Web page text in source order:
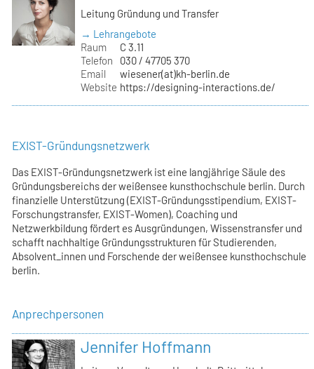
Leitung Gründung und Transfer
→ Lehrangebote
Raum
C 3.11
Telefon
030 / 47705 370
Email
wiesener(at)kh-berlin.de
Website https://designing-interactions.de/
EXIST-Gründungsnetzwerk
Das EXIST-Gründungsnetzwerk ist eine langjährige Säule des
Gründungsbereichs der weißensee kunsthochschule berlin. Durch
finanzielle Unterstützung (EXIST-Gründungsstipendium, EXIST-
Forschungstransfer, EXIST-Women), Coaching und
Netzwerkbildung fördert es Ausgründungen, Wissenstransfer und
schafft nachhaltige Gründungsstrukturen für Studierenden,
Absolvent_innen und Forschende der weißensee kunsthochschule
berlin.
Anprechpersonen
Jennifer Hoffmann